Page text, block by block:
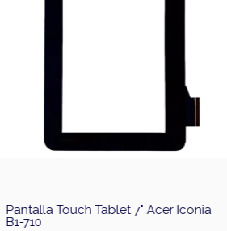
Pantalla Touch Tablet 7" Acer Iconia
B1-710